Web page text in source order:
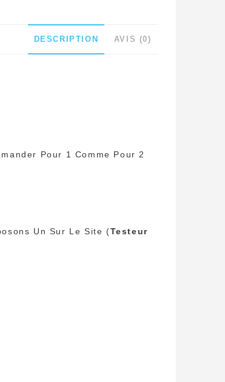
DESCRIPTION AVIS (0)
Pour 1 Comme Pour 2
Un Sur Le Site (Testeur